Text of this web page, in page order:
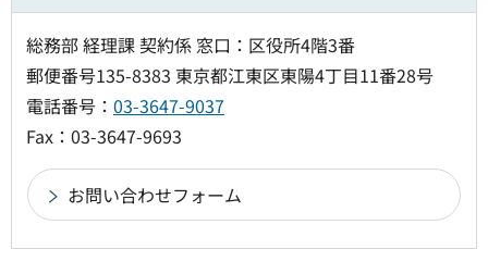
総務部 経理課 契約係 窓口：区役所4階3番
郵便番号135-8383 東京都江東区東陽4丁目11番28号
電話番号： 03-3647-9037
Fax：03-3647-9693